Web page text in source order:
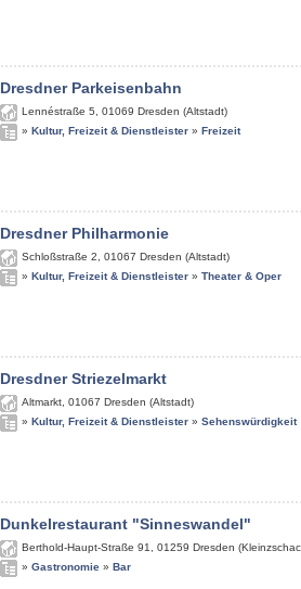
Dresdner Parkeisenbahn
Lennéstraße 5 01069 Dresden (Altstadt)
» Kultur, Freizeit & Dienstleister » Freizeit
Dresdner Philharmonie
Schloßstraße 2 01067 Dresden (Altstadt)
» Kultur, Freizeit & Dienstleister » Theater & Oper
Dresdner Striezelmarkt
Altmarkt 01067 Dresden (Altstadt)
» Kultur, Freizeit & Dienstleister » Sehenswürdigkeit
Dunkelrestaurant "Sinneswandel"
Berthold-Haupt-Straße 91 01259 Dresden
» Gastronomie » Bar